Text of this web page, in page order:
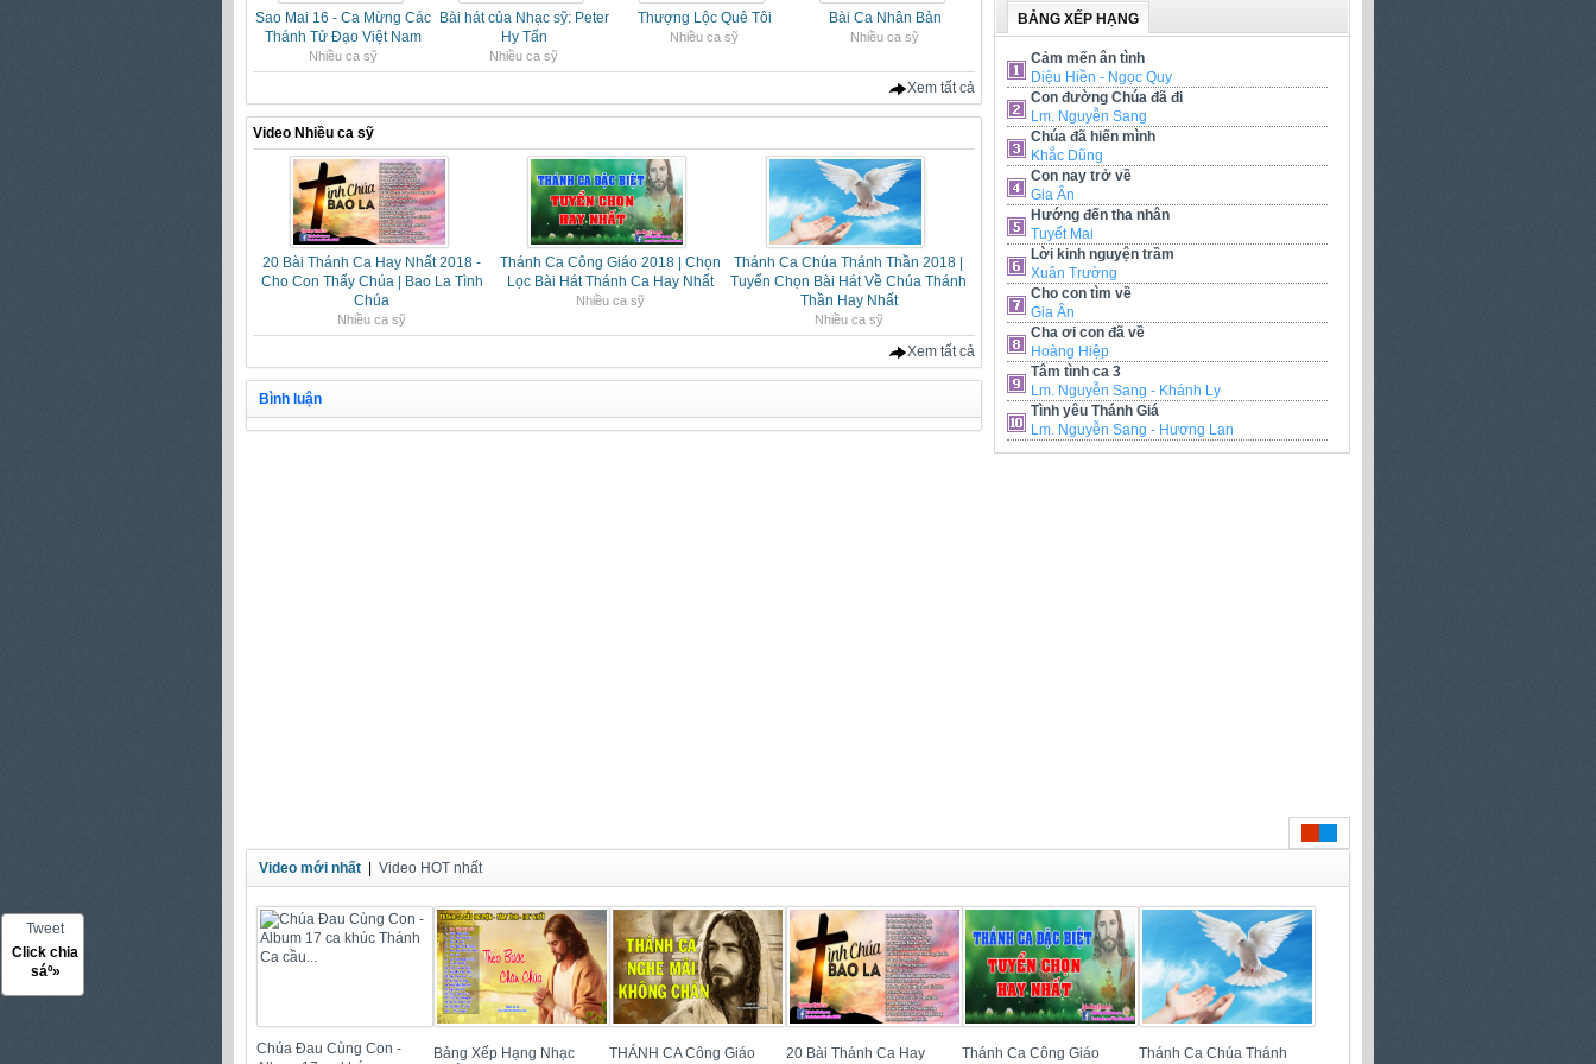
Tweet
Click chia
sáº»
Sao Mai 16 - Ca Mừng Các
Thánh Tử Đạo Việt Nam
Nhiều ca sỹ
Bài hát của Nhạc sỹ: Peter
Hy Tấn
Nhiều ca sỹ
Thượng Lộc Quê Tôi
Nhiều ca sỹ
Bài Ca Nhân Bản
Nhiều ca sỹ
Xem tất cả
Video Nhiều ca sỹ
20 Bài Thánh Ca Hay Nhất 2018 -
Cho Con Thấy Chúa | Bao La Tình
Chúa
Nhiều ca sỹ
Thánh Ca Công Giáo 2018 | Chọn
Lọc Bài Hát Thánh Ca Hay Nhất
Nhiều ca sỹ
Thánh Ca Chúa Thánh Thần 2018 |
Tuyển Chọn Bài Hát Về Chúa Thánh
Thần Hay Nhất
Nhiều ca sỹ
Xem tất cả
Bình luận
BẢNG XẾP HẠNG
Cảm mến ân tình
Diệu Hiền - Ngọc Quy
Con đường Chúa đã đi
Lm. Nguyễn Sang
Chúa đã hiến mình
Khắc Dũng
Con nay trở về
Gia Ân
Hướng đến tha nhân
Tuyết Mai
Lời kinh nguyện trầm
Xuân Trường
Cho con tìm về
Gia Ân
Cha ơi con đã về
Hoàng Hiệp
Tâm tình ca 3
Lm. Nguyễn Sang - Khánh Ly
Tình yêu Thánh Giá
Lm. Nguyễn Sang - Hương Lan
Video mới nhất Video HOT nhất
Chúa Đau Cùng Con -
Bảng Xếp Hạng Nhạc THÁNH CA Công Giáo 20 Bài Thánh Ca Hay Thánh Ca Công Giáo Thánh Ca Chúa Thánh